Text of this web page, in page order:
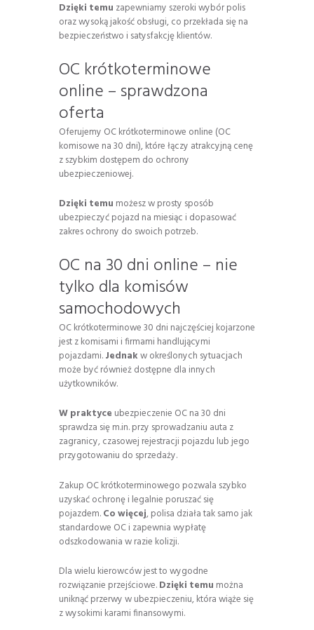
Dzięki temu zapewniamy szeroki wybór polis
oraz wysoką jakość obsługi, co przekłada się na
bezpieczeństwo i satysfakcję klientów.
OC krótkoterminowe
online – sprawdzona
oferta
Oferujemy OC krótkoterminowe online (OC
komisowe na 30 dni), które łączy atrakcyjną cenę
z szybkim dostępem do ochrony
ubezpieczeniowej.
Dzięki temu możesz w prosty sposób
ubezpieczyć pojazd na miesiąc i dopasować
zakres ochrony do swoich potrzeb.
OC na 30 dni online – nie
tylko dla komisów
samochodowych
OC krótkoterminowe 30 dni najczęściej kojarzone
jest z komisami i firmami handlującymi
pojazdami.Jednakw określonych sytuacjach
może być również dostępne dla innych
użytkowników.
W praktyce ubezpieczenie OC na 30 dni
sprawdza się m.in. przy sprowadzaniu auta z
zagranicy, czasowej rejestracji pojazdu lub jego
przygotowaniu do sprzedaży.
Zakup OC krótkoterminowego pozwala szybko
uzyskać ochronę i legalnie poruszać się
pojazdem.Co więcej, polisa działa tak samo jak
standardowe OC i zapewnia wypłatę
odszkodowania w razie kolizji.
Dla wielu kierowców jest to wygodne
rozwiązanie przejściowe.Dzięki temu można
uniknąć przerwy w ubezpieczeniu, która wiąże się
z wysokimi karami finansowymi.